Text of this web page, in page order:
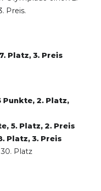
Preis.
Platz, 3. Preis
Punkte, 2. Platz,
5. Platz, 2. Preis
Platz, 3. Preis
Platz